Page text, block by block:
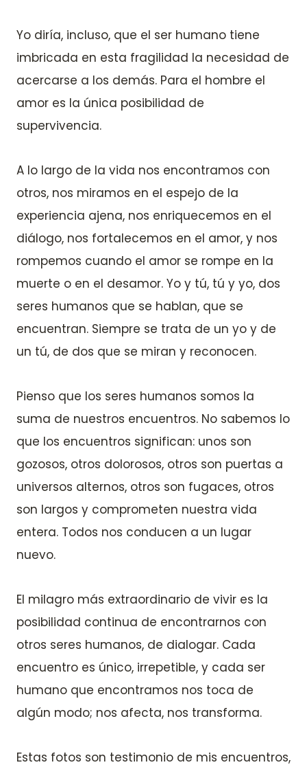
Yo diría, incluso, que el ser humano tiene
imbricada en esta fragilidad la necesidad de
acercarse a los demás. Para el hombre el
amor es la única posibilidad de
supervivencia.
A lo largo de la vida nos encontramos con
otros, nos miramos en el espejo de la
experiencia ajena, nos enriquecemos en el
diálogo, nos fortalecemos en el amor, y nos
rompemos cuando el amor se rompe en la
muerte o en el desamor. Yo y tú, tú y yo, dos
seres humanos que se hablan, que se
encuentran. Siempre se trata de un yo y de
un tú, de dos que se miran y reconocen.
Pienso que los seres humanos somos la
suma de nuestros encuentros. No sabemos lo
que los encuentros significan: unos son
gozosos, otros dolorosos, otros son puertas a
universos alternos, otros son fugaces, otros
son largos y comprometen nuestra vida
entera. Todos nos conducen a un lugar
nuevo.
El milagro más extraordinario de vivir es la
posibilidad continua de encontrarnos con
otros seres humanos, de dialogar. Cada
encuentro es único, irrepetible, y cada ser
humano que encontramos nos toca de
algún modo; nos afecta, nos transforma.
Estas fotos son testimonio de mis encuentros,